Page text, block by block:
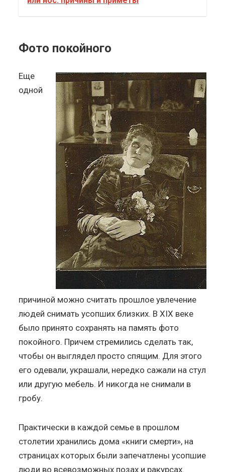
Фото покойного
Еще
одной
причиной можно считать прошлое увлечение
людей снимать усопших близких. В XIX веке
было принято сохранять на память фото
покойного. Причем стремились сделать так,
чтобы он выглядел просто спящим. Для этого
его одевали, украшали, нередко сажали на стул
или другую мебель. И никогда не снимали в
гробу.
Практически в каждой семье в прошлом
столетии хранились дома «книги смерти», на
страницах которых были запечатлены усопшие
люди во всевозможных позах и ракурсах.